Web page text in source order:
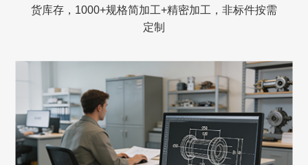
货库存，1000+规格简加工+精密加工，非标件按需
定制